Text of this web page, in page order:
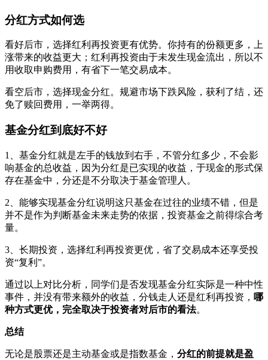
分红方式如何选
看好后市，选择红利再投资更有优势。你持有的份额更多，上
涨带来的收益更大；红利再投资由于未发生现金流出，所以不
用收取申购费用，有省下一笔交易成本。
看空后市，选择现金分红。规避市场下跌风险，获利了结，还
免了赎回费用，一举两得。
基金分红到底好不好
1、基金分红就是左手的钱放到右手，不管分红多少，不会影
响基金的总收益，因为分红是已实现的收益，于现金的形式保
存在基金中，分还是不分取决于基金管理人。
2、能够实现基金分红说明这只基金在过往的业绩不错，但是
并不是作为判断基金未来走势的依据，投资基金之前得综合考
量。
3、长期投资，选择红利再投资更优，省了交易成本还享受投
资“复利”。
通过以上对比分析，同学们是否发现基金分红实际是一种中性
事件，并没有带来额外的收益，分钱走人还是红利再投资， 哪
种方式更优，完全取决于投资者对后市的看法。
总结
无论是股票还是主动基金或是指数基金， 分红的前提就是盈